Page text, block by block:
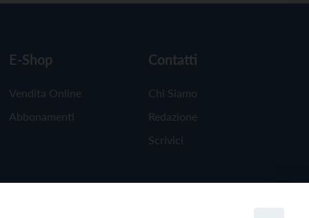
E-Shop
Vendita Online
Abbonamenti
Contatti
Chi Siamo
Redazione
Scrivici